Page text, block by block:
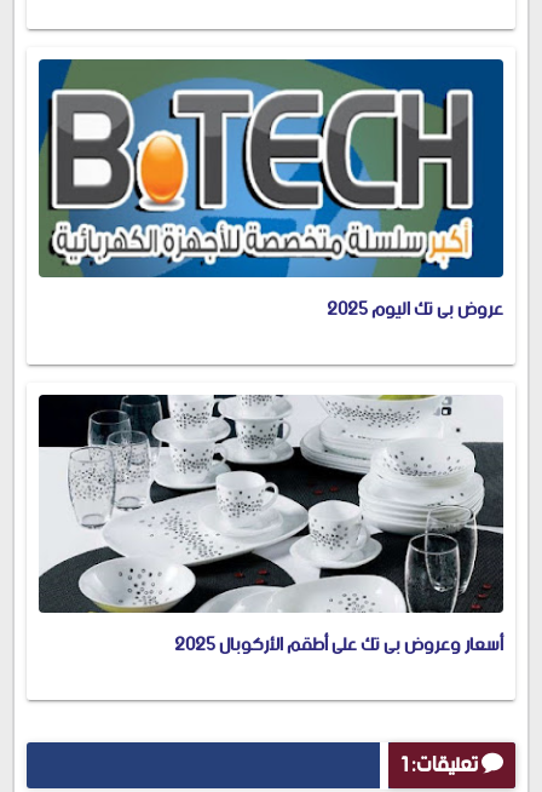
عروض بى تك اليوم 2025
أسعار وعروض بى تك على أطقم الأركوبال 2025
تعليقات: 1